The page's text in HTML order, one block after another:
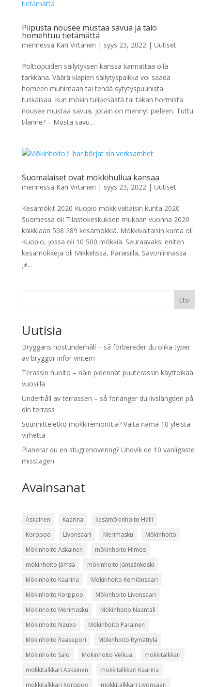
Piipusta nousee mustaa savua ja talo
homehtuu tietämättä
mennessä Kari Virtanen | syys 23, 2022| Uutiset
Polttopuiden säilytyksen kanssa kannattaa olla
tarkkana. Väärä klapien säilytyspaikka voi saada
homeen muhimaan tai tehdä sytytyspuuhista
tuskaisaa. Kun mökin tulipesästä tai takan hormista
nousee mustaa savua, jotain on mennyt pieleen. Tuttu
tilanne? – Musta savu...
Suomalaiset ovat mökkihullua kansaa
mennessä Kari Virtanen | syys 23, 2022| Uutiset
Kesämökit 2020 Kuopio mökkivaltaisin kunta 2020
Suomessa oli Tilastokeskuksen mukaan vuonna 2020
kaikkiaan 508 289 kesämökkiä. Mökkivaltaisin kunta oli
Kuopio, jossa oli 10 500 mökkiä. Seuraavaksi eniten
kesämökkejä oli Mikkelissä, Paraisilla, Savonlinnassa
ja...
Etsi
Uutisia
Bryggans höstunderhåll – så förbereder du olika typer
av bryggor inför vintern
Terassin huolto – näin pidennät puuterassin käyttöikää
vuosilla
Underhåll av terrassen – så förlänger du livslängden på
din terrass
Suunnitteletko mökkiremonttia? Vältä nämä 10 yleistä
virhettä
Planerar du en stugrenovering? Undvik de 10 vanligaste
misstagen
Avainsanat
Askainen Kaarina
kesämökinhoito Halli
Korppoo
Livonsaari Merimasku
Mökinhoito
Mökinhoito Askainen
mökinhoito Himos
mökinhoito Jämsä
mökinhoito Jämsänkoski
Mökinhoito Kaarina
Mökinhoito Kemiönsaari
Mökinhoito Korppoo
Mökinhoito Livonsaari
Mökinhoito Merimasku
Mökinhoito Naantali
Mökinhoito Nauvo
Mökinhoito Parainen
Mökinhoito Raasepori
Mökinhoito Rymättylä
Mökinhoito Salo
Mökinhoito Velkua
mökkitalkkari
mökkitalkkari Askainen
mökkitalkkari Kaarina
mökkitalkkari Korppoo
mökkitalkkari Livonsaari